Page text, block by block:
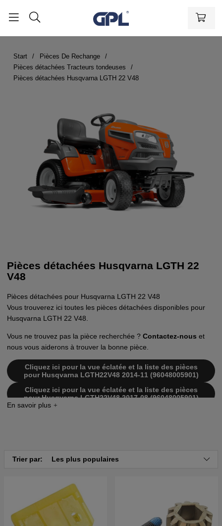
Start
Pièces De Rechange
Pièces détachées Tracteurs tondeuses
Pièces détachées Husqvarna LGTH 22 V48
Pièces détachées Husqvarna LGTH 22
V48
Pièces détachées pour Husqvarna LGTH 22 V48
Vous trouverez ici toutes les pièces détachées disponibles pour
Husqvarna LGTH 22 V48.
Vous ne trouvez pas la pièce recherchée ? Contactez-nous et
nous vous aiderons à trouver la bonne pièce.
Cliquez ici pour la vue éclatée et la liste des pièces
pour Husqvarna LGTH22V48 2014-11 (96048005901)
Cliquez ici pour la vue éclatée et la liste des pièces
pour Husqvarna LGTH22V48 2017-08 (96048005901)
Cliquez ici pour la vue éclatée et la liste des pièces
Trier par: Les plus populaires